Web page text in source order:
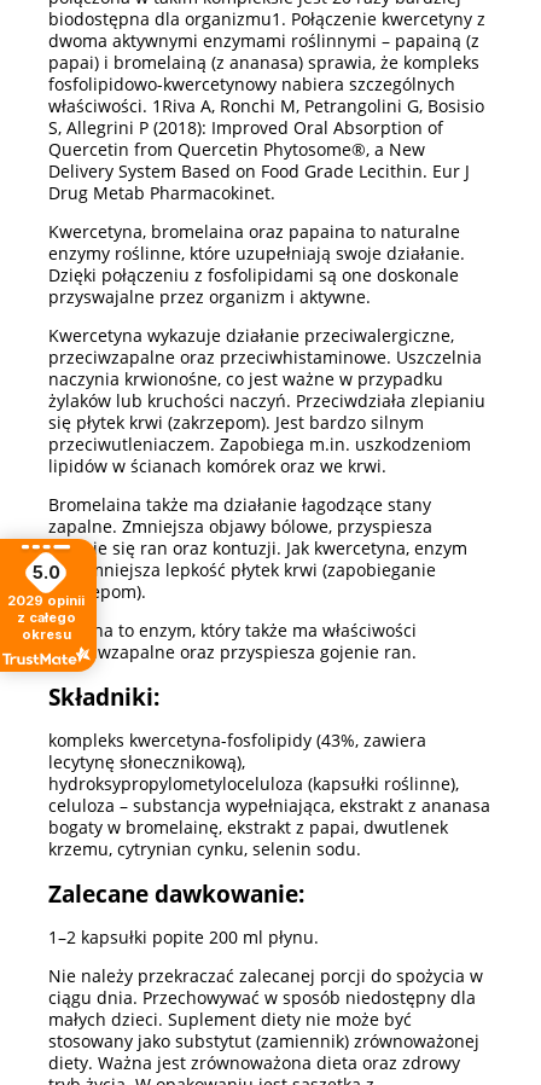
biodostępna dla organizmu1. Połączenie kwercetyny z
dwoma aktywnymi enzymami roślinnymi – papainą (z
papai) i bromelainą (z ananasa) sprawia, że kompleks
fosfolipidowo-kwercetynowy nabiera szczególnych
właściwości. 1Riva A, Ronchi M, Petrangolini G, Bosisio
S, Allegrini P (2018): Improved Oral Absorption of
Quercetin from Quercetin Phytosome®, a New
Delivery System Based on Food Grade Lecithin. Eur J
Drug Metab Pharmacokinet.
Kwercetyna, bromelaina oraz papaina to naturalne
enzymy roślinne, które uzupełniają swoje działanie.
Dzięki połączeniu z fosfolipidami są one doskonale
przyswajalne przez organizm i aktywne.
Kwercetyna wykazuje działanie przeciwalergiczne,
przeciwzapalne oraz przeciwhistaminowe. Uszczelnia
naczynia krwionośne, co jest ważne w przypadku
żylaków lub kruchości naczyń. Przeciwdziała zlepianiu
się płytek krwi (zakrzepom). Jest bardzo silnym
przeciwutleniaczem. Zapobiega m.in. uszkodzeniom
lipidów w ścianach komórek oraz we krwi.
Bromelaina także ma działanie łagodzące stany
zapalne. Zmniejsza objawy bólowe, przyspiesza
gojenie się ran oraz kontuzji. Jak kwercetyna, enzym
ten zmniejsza lepkość płytek krwi (zapobieganie
zakrzepom).
Papaina to enzym, który także ma właściwości
przeciwzapalne oraz przyspiesza gojenie ran.
Składniki:
kompleks kwercetyna-fosfolipidy (43%, zawiera
lecytynę słonecznikową),
hydroksypropylometyloceluloza (kapsułki roślinne),
celuloza – substancja wypełniająca, ekstrakt z ananasa
bogaty w bromelainę, ekstrakt z papai, dwutlenek
krzemu, cytrynian cynku, selenin sodu.
Zalecane dawkowanie:
1–2 kapsułki popite 200 ml płynu.
Nie należy przekraczać zalecanej porcji do spożycia w
ciągu dnia. Przechowywać w sposób niedostępny dla
małych dzieci. Suplement diety nie może być
stosowany jako substytut (zamiennik) zrównoważonej
diety. Ważna jest zrównoważona dieta oraz zdrowy
5.0
2029 opinii
z całego
okresu